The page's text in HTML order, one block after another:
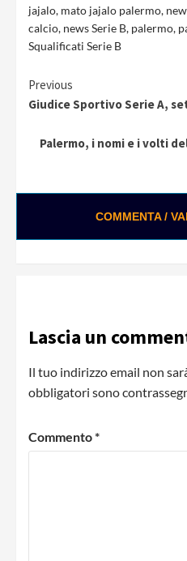
jajalo, mato jajalo palermo,
calcio, news Serie B, palermo,
Squalificati Serie B
Continue
Reading
Previous
Giudice Sportivo Serie A,
Palermo, i nomi e i volti
COMMENTA /
Lascia un
Il tuo indirizzo email non
obbligatori sono
Commento*